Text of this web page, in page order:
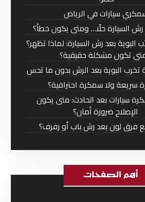
سيارات في الرياض
السيارة حلًا… ومتى يكون خطأ؟
البوية بعد رش السيارة: لماذا تظهر؟
تكون مشكلة حقيقية؟
تخرب البوية بعد الرش بدون ما تحس
سريعة ولا سمكرة احترافية؟
سيارات بعد الحادث: متى يكون
الإصلاح ضرورة أمان؟
فرق لون بعد رش باب أو رفرف؟
أهم الصفحات